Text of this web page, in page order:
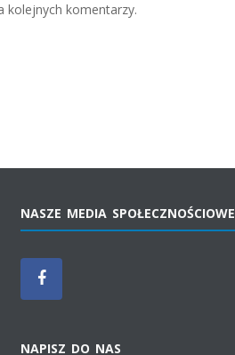
kolejnych komentarzy.
NASZE MEDIA SPOŁECZNOŚCIOWE
NAPISZ DO NAS